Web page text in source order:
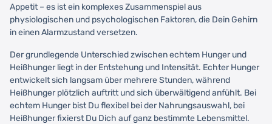
Appetit – es ist ein komplexes Zusammenspiel aus
physiologischen und psychologischen Faktoren, die Dein Gehirn
in einen Alarmzustand versetzen.
Der grundlegende Unterschied zwischen echtem Hunger und
Heißhunger liegt in der Entstehung und Intensität. Echter Hunger
entwickelt sich langsam über mehrere Stunden, während
Heißhunger plötzlich auftritt und sich überwältigend anfühlt. Bei
echtem Hunger bist Du flexibel bei der Nahrungsauswahl, bei
Heißhunger fixierst Du Dich auf ganz bestimmte Lebensmittel.